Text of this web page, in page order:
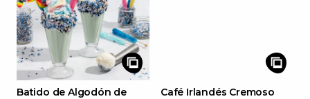
Batido de Algodón de
Café Irlandés Cremoso